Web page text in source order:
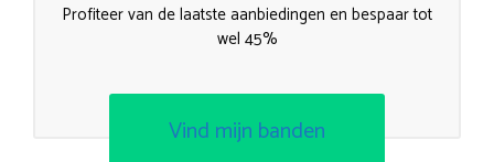
Profiteer van de laatste aanbiedingen en bespaar tot
wel 45%
Vind mijn banden